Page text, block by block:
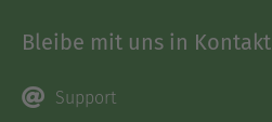
Bleibe mit uns in Kontakt
Support